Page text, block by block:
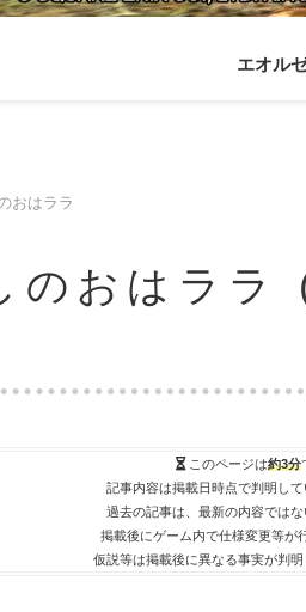
エオル
おはララ
のおはラ
このページは約3分
記事内容は掲載日時点で判明して
過去の記事は、最新の内容ではな
掲載後にゲーム内で仕様変更等が
仮説等は掲載後に異なる事実が判明